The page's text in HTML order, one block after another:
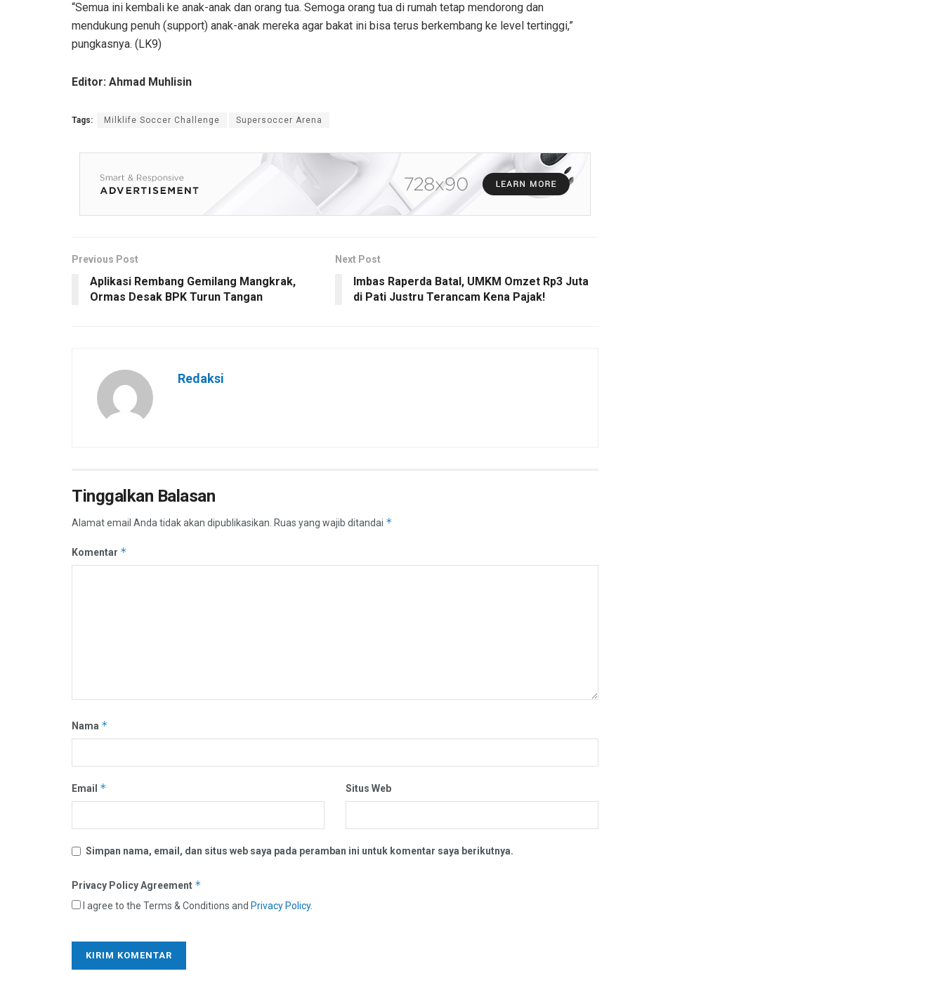
“Semua ini kembali ke anak-anak dan orang tua. Semoga orang tua di rumah tetap mendorong dan
mendukung penuh (support) anak-anak mereka agar bakat ini bisa terus berkembang ke level tertinggi,”
pungkasnya. (LK9)
Editor: Ahmad Muhlisin
Tags: Milklife Soccer Challenge Supersoccer Arena
Previous Post
Aplikasi Rembang Gemilang Mangkrak,
Ormas Desak BPK Turun Tangan
Next Post
Imbas Raperda Batal, UMKM Omzet Rp3 Juta
di Pati Justru Terancam Kena Pajak!
Redaksi
Tinggalkan Balasan
Alamat email Anda tidak akan dipublikasikan. Ruas yang wajib ditandai *
Komentar *
Nama *
Email * Situs Web
Simpan nama, email, dan situs web saya pada peramban ini untuk komentar saya berikutnya.
Privacy Policy Agreement *
I agree to the Terms & Conditions and Privacy Policy.